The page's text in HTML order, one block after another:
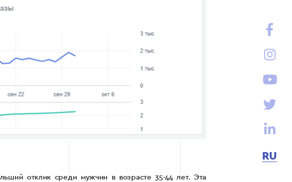
RU
отклик среди мужчин в возрасте 35-44 лет. Эта